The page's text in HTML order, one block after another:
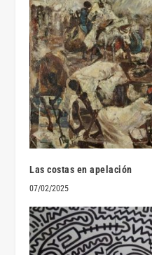
Las costas en apelación
07/02/2025